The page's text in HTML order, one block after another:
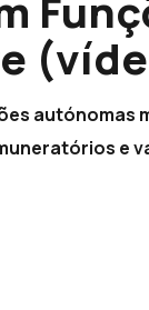
autónomas
e